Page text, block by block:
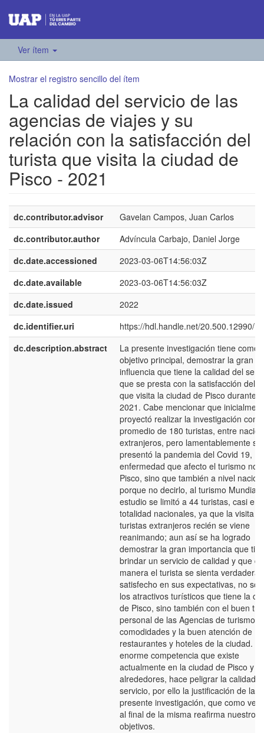
Ver ítem
Mostrar el registro sencillo del ítem
La calidad del servicio de las
agencias de viajes y su
relación con la satisfacción del
turista que visita la ciudad de
Pisco - 2021
dc.contributor.advisor
Gavelan Campos, Juan Carlos
dc.contributor.author
Advíncula Carbajo, Daniel Jorge
dc.date.accessioned
2023-03-06T14:56:03Z
dc.date.available
2023-03-06T14:56:03Z
dc.date.issued
2022
dc.identifier.uri
https://hdl.handle.net/20.500.12990/
dc.description.abstract
La presente investigación tiene como
objetivo principal, demostrar la gran
influencia que tiene la calidad del
que se presta con la satisfacción del
que visita la ciudad de Pisco durante
2021. Cabe mencionar que
proyectó realizar la investigación con
promedio de 180 turistas, entre
extranjeros, pero lamentablemente se
presentó la pandemia del Covid 19,
enfermedad que afecto el turismo no
Pisco, sino que también a nivel
porque no decirlo, al turismo Mundial.
estudio se limitó a 44 turistas, casi en
totalidad nacionales, ya que la visita
turistas extranjeros recién se viene
reanimando; aun así se ha logrado
demostrar la gran importancia que
brindar un servicio de calidad y que
manera el turista se sienta
satisfecho en sus expectativas, no
los atractivos turísticos que tiene la
de Pisco, sino también con el buen
personal de las Agencias de turismo y
comodidades y la buen atención de
restaurantes y hoteles de la ciudad. La
enorme competencia que existe
actualmente en la ciudad de Pisco y
alrededores, hace peligrar la calidad
servicio, por ello la justificación de la
presente investigación, que como
al final de la misma reafirma nuestros
objetivos.